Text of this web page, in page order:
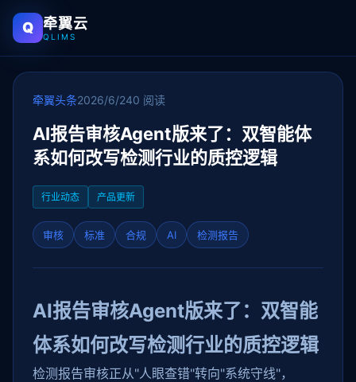
Q 牵翼云
QLIMS
牵翼头条2026/6/240 阅读
AI报告审核Agent版来了：双智能体
系如何改写检测行业的质控逻辑
行业动态 产品更新
审核 标准 合规 AI 检测报告
AI报告审核Agent版来了：双智能
体系如何改写检测行业的质控逻辑
检测报告审核正从"人眼查错"转向"系统守线"，